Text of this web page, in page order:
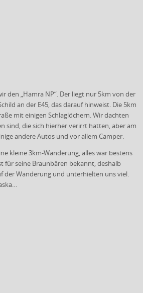
den „Hamra NP“. Der liegt nur 5km von der
an der E45, das darauf hinweist. Die 5km
mit einigen Schlaglöchern. Wir dachten
sind, die sich hierher verirrt hatten, aber am
andere Autos und vor allem Camper.
kleine 3km-Wanderung, alles war bestens
für seine Braunbären bekannt, deshalb
der Wanderung und unterhielten uns viel.